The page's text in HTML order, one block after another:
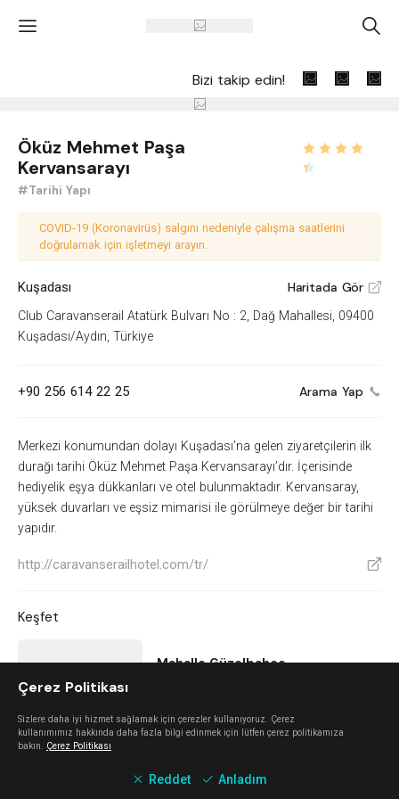
' A
Bizi takip edin!
Öküz Mehmet Paşa
Kervansarayı
#Tarihi Yapı
COVID-19 (Koronavirüs) salgını nedeniyle çalışma saatlerini
doğrulamak için işletmeyi arayın.
Kuşadası Haritada Gör V
Club Caravanserail Atatürk Bulvarı No : 2, Dağ Mahallesi, 09400
Kuşadası/Aydın, Türkiye
+90 256 614 22 25 Arama Yap
Merkezi konumundan dolayı Kuşadası’na gelen ziyaretçilerin ilk
durağı tarihi Öküz Mehmet Paşa Kervansarayı’dır. İçerisinde
hediyelik eşya dükkanları ve otel bulunmaktadır. Kervansaray,
yüksek duvarları ve eşsiz mimarisi ile görülmeye değer bir tarihi
yapıdır.
http://caravanserailhotel.com/tr/ V
Keşfet
Mahalle Güzelbahçe
Çerez Politikası
Sizlere daha iyi hizmet sağlamak için çerezler kullanıyoruz. Çerez
kullanımımız hakkında daha fazla bilgi edinmek için lütfen çerez politikamıza
bakın. Çerez Politikası
Reddet Anladım